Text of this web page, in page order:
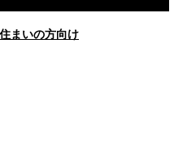
まいの方向け